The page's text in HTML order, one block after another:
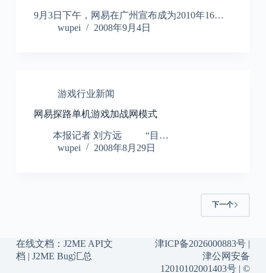
9月3日下午，网易在广州宣布成为2010年16…
wupei
2008年9月4日
游戏行业新闻
网易探路单机游戏加战网模式
本报记者 刘方远 “目…
wupei
2008年8月29日
下一个
在线文档： J2ME API文
档 | J2ME Bug汇总
津ICP备2026000883号 |
津公网安备
12010102001403号 | ©